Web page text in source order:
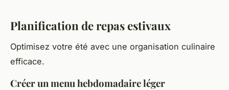
Planification de repas estivaux
Optimisez votre été avec une organisation culinaire
efficace.
Créer un menu hebdomadaire léger